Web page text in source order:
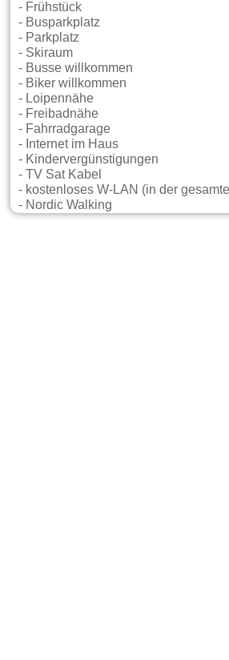
- Frühstück
- Busparkplatz
- Parkplatz
- Skiraum
- Busse willkommen
- Biker willkommen
- Loipennähe
- Freibadnähe
- Fahrradgarage
- Internet im Haus
- Kindervergünstigungen
- TV Sat Kabel
- kostenloses W-LAN (in der
- Nordic Walking